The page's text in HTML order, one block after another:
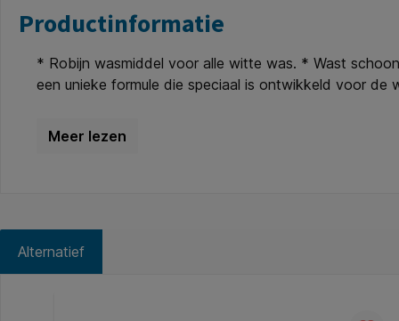
Productinformatie
* Robijn wasmiddel voor alle witte was. * Wast
een unieke formule die speciaal is ontwikkeld voor
huid. H314, cat. 1A, 1B en 1C: Veroorzaakt ernstige
dragen. P501A: Inhoud/verpakking afvoeren naar
Alternatief